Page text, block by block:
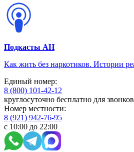
Подкасты АН
Как жить без наркотиков. Истории
Единый номер:
8 (800) 101-42-12
круглосуточно бесплатно для
Номер местности:
8 (921) 942-76-95
с 10:00 до 22:00